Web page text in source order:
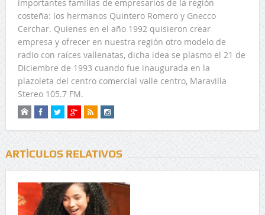
importantes familias de empresarios de la región
costeña: los hermanos Quintero Romero y Gnecco
Cerchar. Quienes en el año 1992 quisieron crear
empresa y ofrecer en nuestra región otro modelo de
radio con raíces vallenatas, dicha idea se plasmo el 21 de
Diciembre de 1993 cuando fue inaugurada en la
plazoleta del centro comercial valle centro, Maravilla
Stereo 105.7 FM.
ARTÍCULOS RELATIVOS